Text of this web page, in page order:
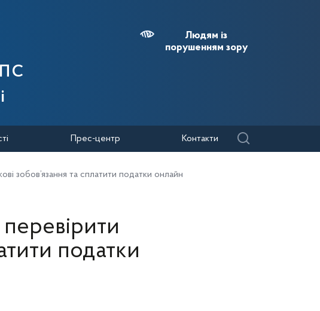
Людям із
порушенням зору
Прес-центр Контакти
зобов’язання та сплатити податки онлайн
податки